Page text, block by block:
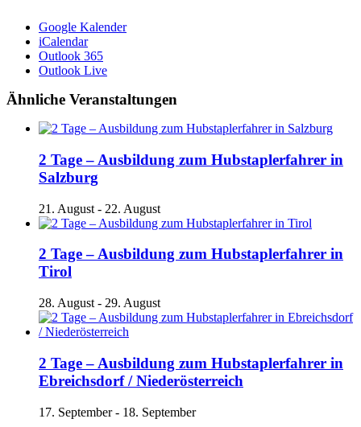
Google Kalender
iCalendar
Outlook 365
Outlook Live
Ähnliche Veranstaltungen
2 Tage – Ausbildung zum Hubstaplerfahrer in
Salzburg
21. August - 22. August
2 Tage – Ausbildung zum Hubstaplerfahrer in
Tirol
28. August - 29. August
2 Tage – Ausbildung zum Hubstaplerfahrer in
Ebreichsdorf / Niederösterreich
17. September- 18. September